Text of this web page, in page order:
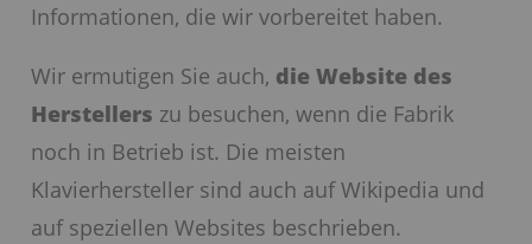
Informationen, die wir vorbereitet haben.
Wir ermutigen Sie auch, die Website des
Herstellers zu besuchen, wenn die Fabrik
noch in Betrieb ist. Die meisten
Klavierhersteller sind auch auf Wikipedia und
auf speziellen Websites beschrieben.